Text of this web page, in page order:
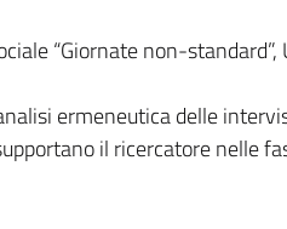
“Giornate non-
ermeneutica delle
il ricercatore nelle